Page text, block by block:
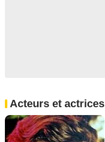
Acteurs et actrices